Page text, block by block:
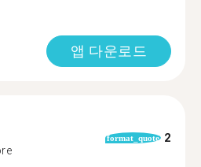
앱 다운로드
format_quote 2